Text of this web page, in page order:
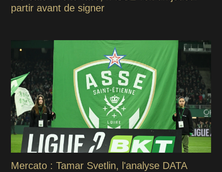
partir avant de signer
Mercato : Tamar Svetlin, l'analyse DATA